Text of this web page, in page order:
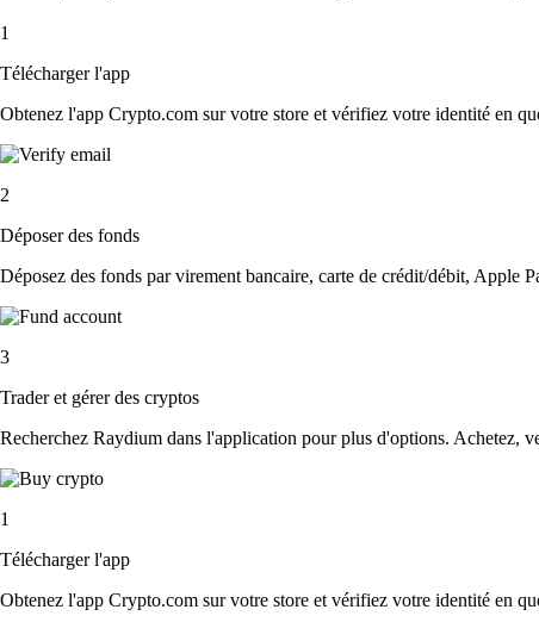
1
Télécharger l'app
Obtenez l'app Crypto.com sur votre store et vérifiez votre identité en
2
Déposer des fonds
Déposez des fonds par virement bancaire, carte de crédit/débit, Apple
3
Trader et gérer des cryptos
Recherchez Raydium dans l'application pour plus d'options. Achetez,
1
Télécharger l'app
Obtenez l'app Crypto.com sur votre store et vérifiez votre identité en